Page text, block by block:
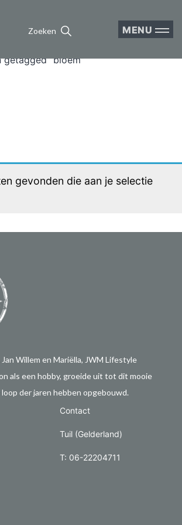
Zoeken MENU
“bloem”
gevonden die aan je selectie
Willem en Mariëlla, JWM Lifestyle
als een hobby, groeide uit tot dit mooie
der jaren hebben opgebouwd.
Contact
Tuil (Gelderland)
T: 06-22204711